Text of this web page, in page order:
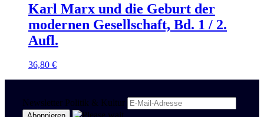
Karl Marx und die Geburt der
modernen Gesellschaft, Bd. 1 / 2.
Aufl.
36,80 €
Newsletter Politik & Kultur